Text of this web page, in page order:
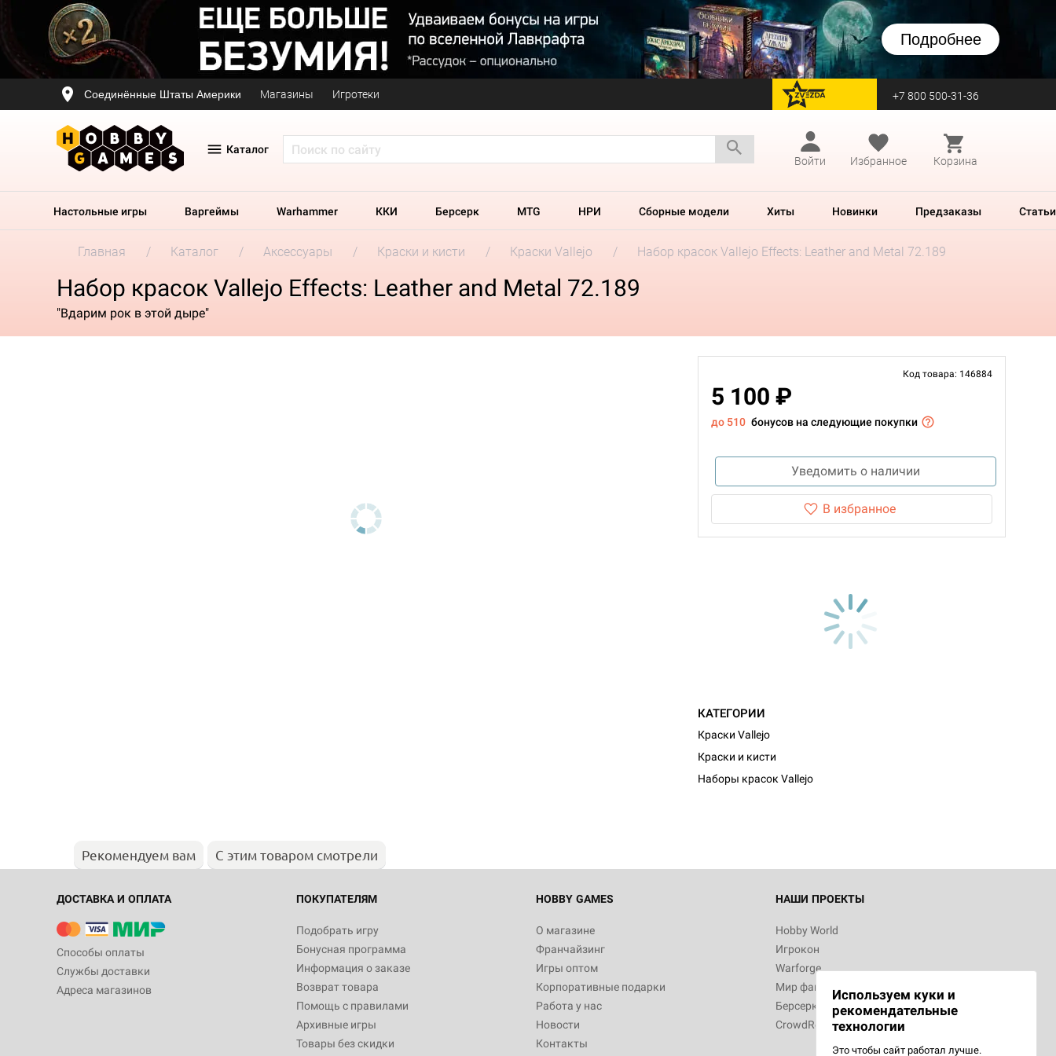
Подробнее
Соединённые Штаты Америки Магазины Игротеки перейти на Zvezda +7 800 500-31-36
Каталог
Войти
Избранное Корзина
Настольные игры Варгеймы Warhammer ККИ Берсерк MTG НРИ Сборные модели Хиты Новинки Предзаказы Статьи
Главная Каталог Аксессуары Краски и кисти Краски Vallejo Набор красок Vallejo Effects: Leather and Metal 72.189
Набор красок Vallejo Effects: Leather and Metal 72.189
"Вдарим рок в этой дыре"
Код товара: 146884
5 100 ₽
до 510 бонусов на следующие покупки
Уведомить о наличии
В избранное
КАТЕГОРИИ
Краски Vallejo
Краски и кисти
Наборы красок Vallejo
Рекомендуем вам С этим товаром смотрели
ДОСТАВКА И ОПЛАТА
Способы оплаты
Службы доставки
Адреса магазинов
ПОКУПАТЕЛЯМ
Подобрать игру
Бонусная программа
Информация о заказе
Возврат товара
Помощь с правилами
Архивные игры
Товары без скидки
HOBBY GAMES
О магазине
Франчайзинг
Игры оптом
Корпоративные подарки
Работа у нас
Новости
Контакты
НАШИ ПРОЕКТЫ
Hobby World
Игрокон
Warforge
Мир фантастики
Берсерк
CrowdRepublic
Используем куки и
рекомендательные
технологии
Это чтобы сайт работал лучше.